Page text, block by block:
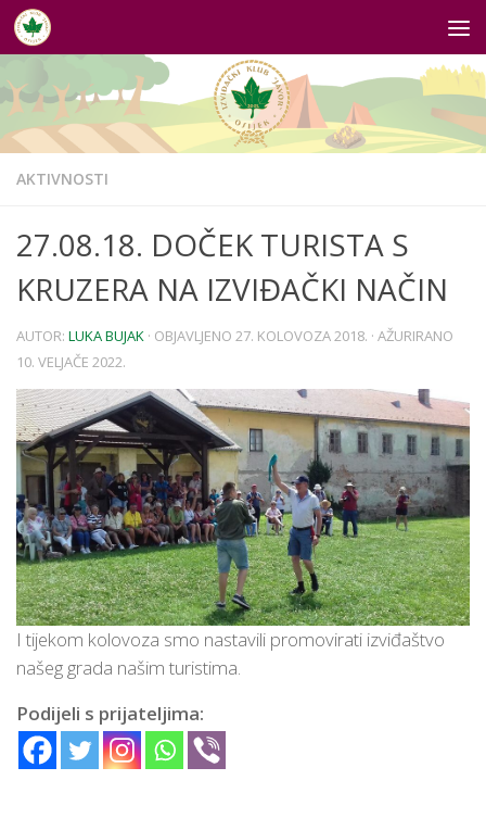
Skip to content
AKTIVNOSTI
27.08.18. DOČEK TURISTA S
KRUZERA NA IZVIĐAČKI NAČIN
AUTOR: LUKA BUJAK · OBJAVLJENO 27. KOLOVOZA 2018. · AŽURIRANO
10. VELJAČE 2022.
I tijekom kolovoza smo nastavili promovirati izviđaštvo
našeg grada našim turistima.
Podijeli s prijateljima: